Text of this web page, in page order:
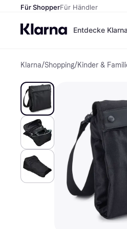
Für ShopperFür Händler
Entdecke Klarna
Klarna/Shopping/Kinder &